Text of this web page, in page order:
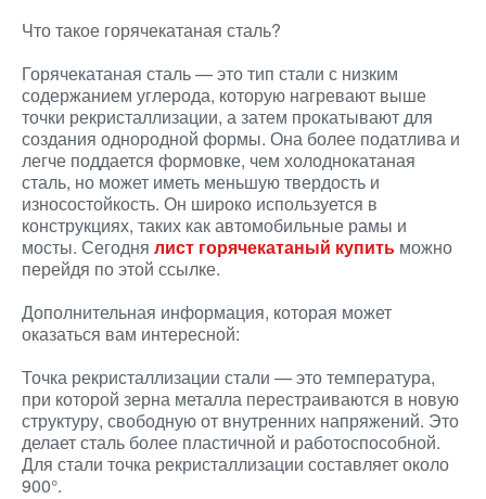
Что такое горячекатаная сталь?
Горячекатаная сталь — это тип стали с низким
содержанием углерода, которую нагревают выше
точки рекристаллизации, а затем прокатывают для
создания однородной формы. Она более податлива и
легче поддается формовке, чем холоднокатаная
сталь, но может иметь меньшую твердость и
износостойкость. Он широко используется в
конструкциях, таких как автомобильные рамы и
мосты. Сегодня лист горячекатаный купить можно
перейдя по этой ссылке.
Дополнительная информация, которая может
оказаться вам интересной:
Точка рекристаллизации стали — это температура,
при которой зерна металла перестраиваются в новую
структуру, свободную от внутренних напряжений. Это
делает сталь более пластичной и работоспособной.
Для стали точка рекристаллизации составляет около
900°.